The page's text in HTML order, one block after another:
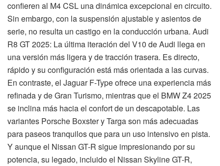
confieren al M4 CSL una dinámica excepcional en circuito.
Sin embargo, con la suspensión ajustable y asientos de
serie, no resulta un castigo en la conducción urbana. Audi
R8 GT 2025: La última iteración del V10 de Audi llega en
una versión más ligera y de tracción trasera. Es directo,
rápido y su configuración está más orientada a las curvas.
En contraste, el Jaguar F-Type ofrece una experiencia más
refinada y de Gran Turismo, mientras que el BMW Z4 2025
se inclina más hacia el confort de un descapotable. Las
variantes Porsche Boxster y Targa son más adecuadas
para paseos tranquilos que para un uso intensivo en pista.
Y aunque el Nissan GT-R sigue impresionando por su
potencia, su legado, incluido el Nissan Skyline GT-R,